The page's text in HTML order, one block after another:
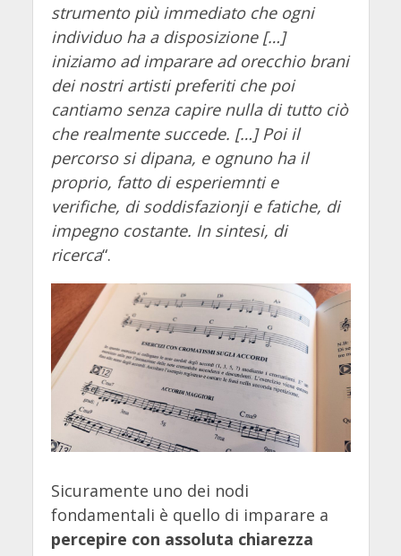
strumento più immediato che ogni
individuo ha a disposizione […]
iniziamo ad imparare ad orecchio brani
dei nostri artisti preferiti che poi
cantiamo senza capire nulla di tutto ciò
che realmente succede. […] Poi il
percorso si dipana, e ognuno ha il
proprio, fatto di esperiemnti e
verifiche, di soddisfazionji e fatiche, di
impegno costante. In sintesi, di
ricerca“.
Sicuramente uno dei nodi
fondamentali è quello di imparare a
percepire con assoluta chiarezza